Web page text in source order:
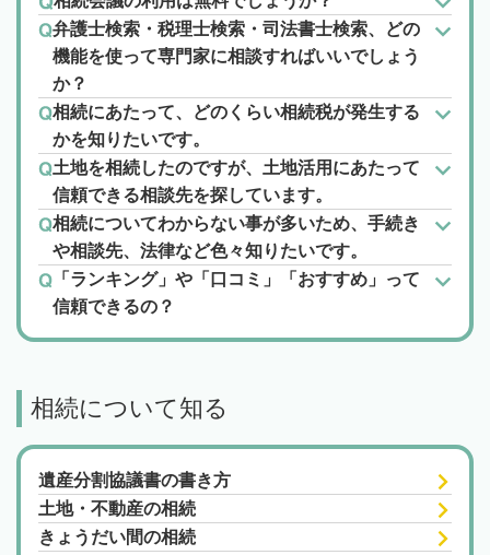
弁護士検索・税理士検索・司法書士検索、どの
機能を使って専門家に相談すればいいでしょう
か？
相続にあたって、どのくらい相続税が発生する
かを知りたいです。
土地を相続したのですが、土地活用にあたって
信頼できる相談先を探しています。
相続についてわからない事が多いため、手続き
や相談先、法律など色々知りたいです。
「ランキング」や「口コミ」「おすすめ」って
信頼できるの？
相続について知る
遺産分割協議書の書き方
土地・不動産の相続
きょうだい間の相続